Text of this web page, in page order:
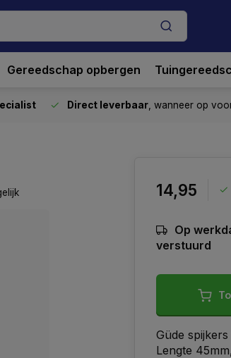
Gereedschap opbergen
Direct leverbaar , wanneer op
14,95
Op
verstuurd
Güde
Lengte